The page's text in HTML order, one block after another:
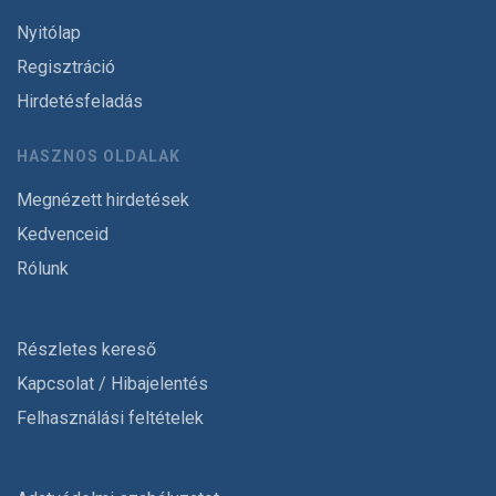
Nyitólap
Regisztráció
Hirdetésfeladás
HASZNOS OLDALAK
Megnézett hirdetések
Kedvenceid
Rólunk
Részletes kereső
Kapcsolat / Hibajelentés
Felhasználási feltételek